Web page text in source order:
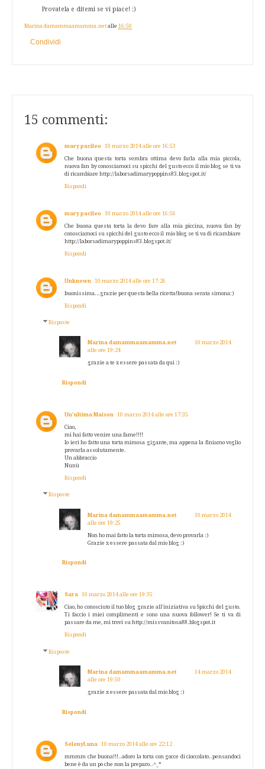
Provatela e ditemi se vi piace! :)
Marina damammaamamma.net alle 16:50
Condividi
15 commenti:
mary pacileo 10 marzo 2014 alle ore 16:53
Che buona questa torta sembra ottima devo farla alla mia piccola,
nuova fan by conosciamoci su spicchi del gusto ecco il mio blog se ti va
di ricambiare http://laborsadimarypoppins83.blogspot.it/
Rispondi
mary pacileo 10 marzo 2014 alle ore 16:56
Che buona questa torta la devo fare alla mia piccina, nuova fan by
conosciamoci su spicchi del gusto ecco il mio blog se ti va di ricambiare
http://laborsadimarypoppins83.blogspot.it/
Rispondi
Unknown 10 marzo 2014 alle ore 17:26
buonissima...grazie per questa bella ricetta!buona serata simona:)
Rispondi
Risposte
Marina damammaamamma.net
10 marzo 2014
alle ore 19:24
grazie a te x essere passata da qui :)
Rispondi
Un’ultima Maison 10 marzo 2014 alle ore 17:35
Ciao,
mi hai fatto venire una fame!!!!
Io ieri ho fatto una torta mimosa gigante, ma appena la finiamo voglio
provarla assolutamente.
Un abbraccio
Nunù
Rispondi
Risposte
Marina damammaamamma.net
10 marzo 2014
alle ore 19:25
Non ho mai fatto la torta mimosa, devo provarla :)
Grazie x essere passata dal mio blog :)
Rispondi
Sara 10 marzo 2014 alle ore 19:35
Ciao, ho conosciuto il tuo blog grazie all'iniziativa su Spicchi del gusto.
Ti faccio i miei complimenti e sono una nuova follower! Se ti va di
passare da me, mi trovi su http://missvanitosa88.blogspot.it
Rispondi
Risposte
Marina damammaamamma.net
14 marzo 2014
alle ore 19:50
grazie x essere passata dal mio blog :)
Rispondi
SelenyLuna 10 marzo 2014 alle ore 22:12
mmmm che buona!!!..adoro la torta con gocce di cioccolato..pensandoci
bene è da un po che non la preparo..^_*